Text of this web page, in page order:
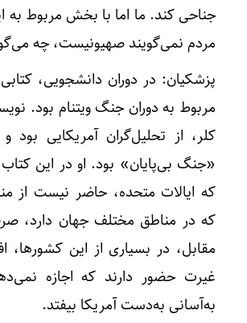
جناحی کند. ما اما با بخش مربوط به
مردم نمی‌گویند صهیونیست، چه
پزشکیان: در دوران دانشجویی،
مربوط به دوران جنگ ویتنام بود.
کلر، از تحلیل‌گران آمریکایی بود
«جنگ بی‌پایان» بود. او در این
که ایالات متحده، حاضر نیست از
که در مناطق مختلف جهان دارد،
مقابل، در بسیاری از این کشورها،
غیرت حضور دارند که اجازه
به‌آسانی به‌دست آمریکا بیفتد.